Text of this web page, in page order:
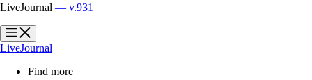
LiveJournal — v.931
?
?
LiveJournal
Find more